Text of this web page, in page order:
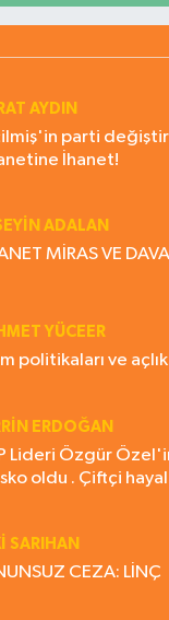
AYDIN
parti
İhanet!
ADALAN
MİRAS VE DAVA
YÜCEER
politikaları ve
ERDOĞAN
Lideri Özgür
oldu . Çiftçi hayal
SARIHAN
CEZA: LİNÇ